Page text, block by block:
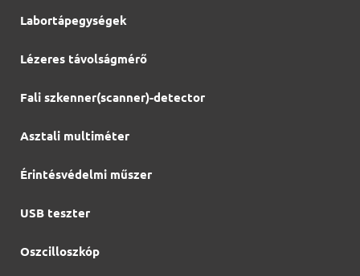
Labortápegységek
Lézeres távolságmérő
Fali szkenner(scanner)-detector
Asztali multiméter
Érintésvédelmi műszer
USB teszter
Oszcilloszkóp